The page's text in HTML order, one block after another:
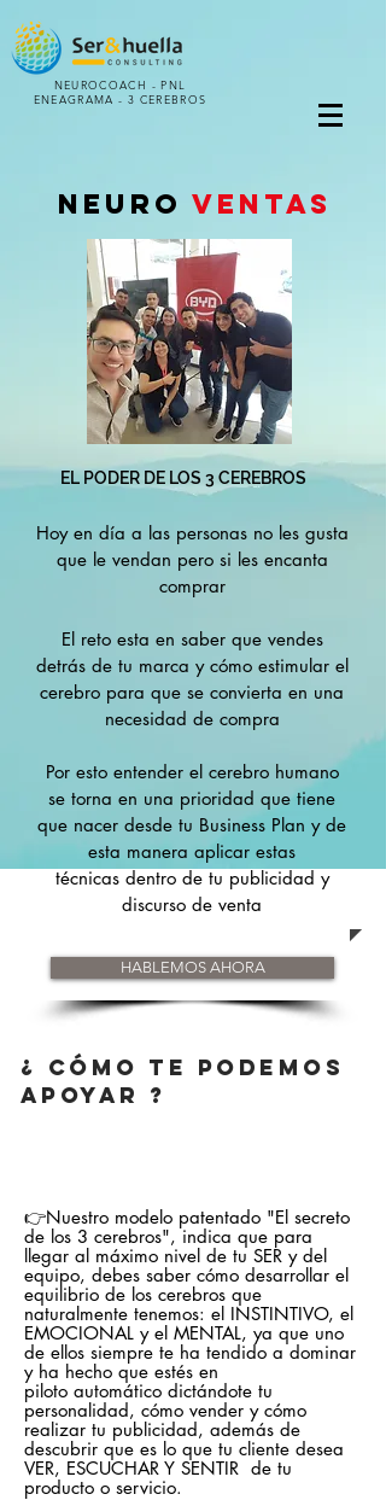
NEUROCOACH - PNL
ENEAGRAMA - 3 CEREBROS
NEURoVENTAS
EL PODER DE LOS 3 CEREBROS
Hoy en día a las personas no les gusta
que le vendan pero si les encanta
comprar
El reto esta en saber que vendes
detrás de tu marca y cómo estimular el
cerebro para que se convierta en una
necesidad de compra
Por esto entender el cerebro humano
se torna en una prioridad que tiene
que nacer desde tu Business Plan y de
esta manera aplicar estas
técnicas dentro de tu publicidad y
discurso de venta
HABLEMOS AHORA
¿ Cómo te podemos
apoyar ?
👉Nuestro modelo patentado "El secreto
de los 3 cerebros", indica que para
llegar al máximo nivel de tu SER y del
equipo, debes saber cómo desarrollar el
equilibrio de los cerebros que
naturalmente tenemos: el INSTINTIVO, el
EMOCIONAL y el MENTAL, ya que uno
de ellos siempre te ha tendido a dominar
y ha hecho que estés en
piloto automático dictándote tu
personalidad, cómo vender y cómo
realizar tu publicidad, además de
descubrir que es lo que tu cliente desea
VER, ESCUCHAR Y SENTIR de tu
producto o servicio.